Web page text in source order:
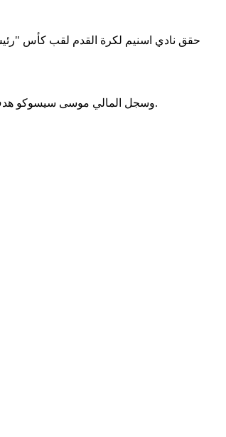
وسجل المالي موسى سيسوكو هدف التقدم لاسنيم في الدقيقة الثالثة، قبل أن يدرك بانتا ديارا التعادل لتفرغ زينة في الدقيقة التاسعة. وحسم اللاعب بابا با المباراة بهدف ثانٍ لاسنيم في الدقيقة 60.